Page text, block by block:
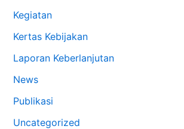
Kegiatan
Kertas Kebijakan
Laporan Keberlanjutan
News
Publikasi
Uncategorized